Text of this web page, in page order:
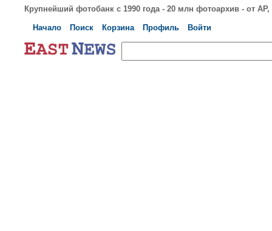
Крупнейший фотобанк с 1990 года - 20 млн фотоархив - от
Начало Поиск Корзина Профиль Войти